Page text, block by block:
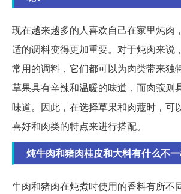
现在越来越多的人喜欢自己在家里炖肉
适的调料变得更加重要。对于炖肉来说
常用的调料，它们都可以为肉类带来独
草果具有辛辣和温暖的味道，而肉蔻则
味道。因此，在选择草果和肉蔻时，可
喜好和肉类的特点来进行搭配。
炖牛肉和猪肉桂皮和大料有什么不
牛肉和猪肉在炖煮时使用的香料有所不